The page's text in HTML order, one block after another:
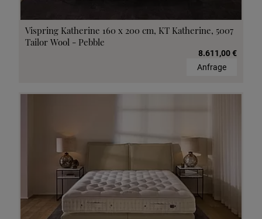
Vispring Katherine 160 x 200 cm, KT Katherine, 5007
Tailor Wool - Pebble
8.611,00 €
Anfrage